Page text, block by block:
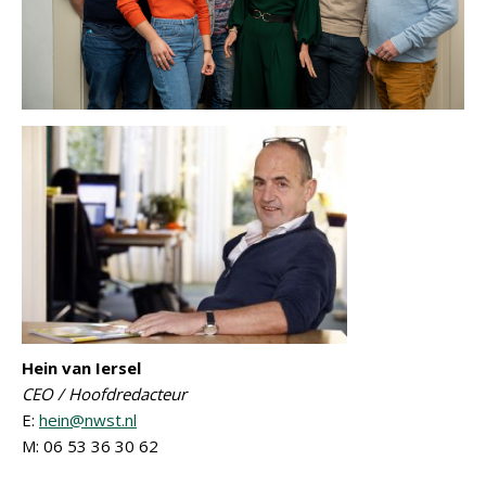
Hein van Iersel
CEO / Hoofdredacteur
E: hein@nwst.nl
M: 06 53 36 30 62